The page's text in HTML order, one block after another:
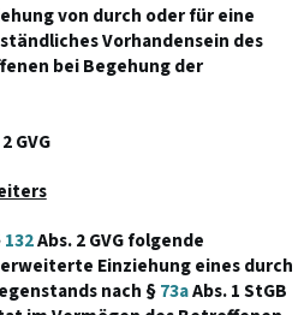
von durch oder für eine
Vorhandensein des
bei Begehung der
GVG
132Abs. 2 GVG folgende
Einziehung eines durch
nach §73aAbs. 1 StGB